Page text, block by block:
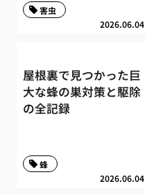
2026.06.04
害虫
屋根裏で見つかった巨
大な蜂の巣対策と駆除
の全記録
2026.06.04
蜂